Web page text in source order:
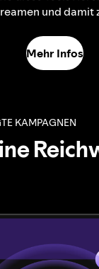
und damit
Mehr Infos
KAMPAGNEN